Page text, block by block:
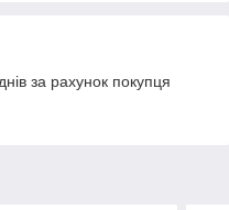
за рахунок покупця